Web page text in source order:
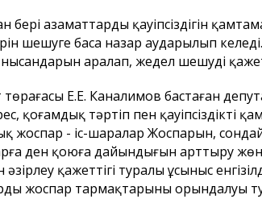
бері азаматтардың қауіпсіздігін
шешуге баса назар аударылып
аралап, жедел шешуді
төрағасы Е.Е. Каналимов бастаған
қоғамдық тәртіп пен қауіпсіздікті
жоспар - іс-шаралар Жоспарын,
ден қоюға дайындығын арттыру
қажеттігі туралы ұсыныс
жоспар тармақтарының орындалуы